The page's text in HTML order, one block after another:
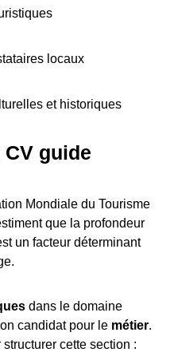
locaux
et historiques
guide
Mondiale du Tourisme
que la profondeur
un facteur déterminant
dans le domaine
candidat pour le métier.
cette section :